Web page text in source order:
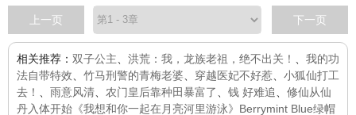
上一页 下一页
相关推荐： 双子公主 洪荒：我，龙族老祖，绝不出关！
我的功
法自带特效
竹马刑警的青梅老婆 穿越医妃不好惹
小狐仙打工
去！
雨意风清 农门皇后靠种田暴富了 钱 好难追
修仙从仙
丹入体开始 《我想和你一起在月亮河里游泳》 Berrymint Blue绿帽